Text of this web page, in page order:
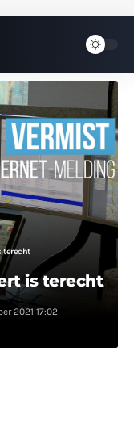
terecht
is terecht
2021 17:02